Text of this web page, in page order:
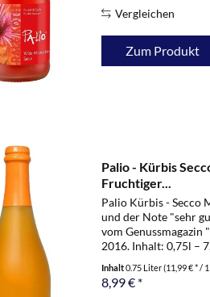
Vergleichen
Zum Produkt
Palio - Kürbis
Fruchtiger...
Palio Kürbis - Secco
und der Note "sehr
vom Genussmagazin
2016. Inhalt: 0,75l –
Mund sehr saftig,
geradlinige Frucht,
Inhalt0.75 Liter(11,99 € * /
8,99 € *